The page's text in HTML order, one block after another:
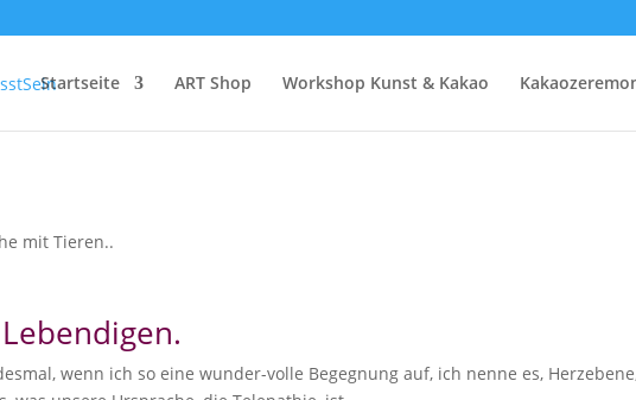
Startseite ART Shop Workshop Kunst & Kakao
mit Tieren..
wenn ich so eine wunder-volle Begegnung auf, ich nenne es,